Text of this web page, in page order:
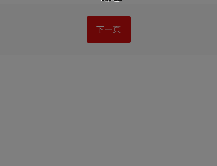
下一頁